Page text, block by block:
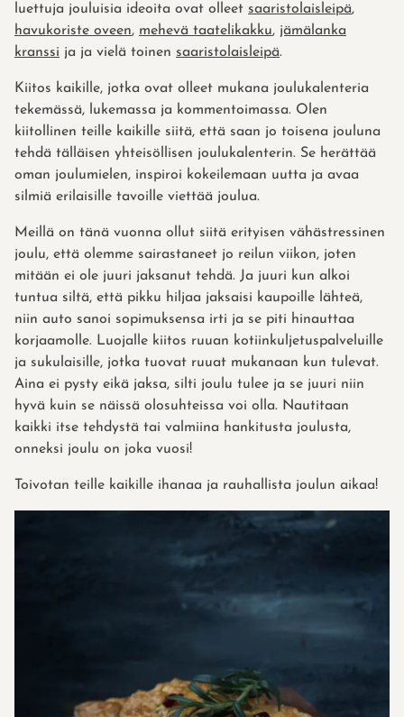
luettuja jouluisia ideoita ovat olleet saaristolaisleipä,
havukoriste oveen, mehevä taatelikakku, jämälanka
kranssi ja ja vielä toinen saaristolaisleipä.
Kiitos kaikille, jotka ovat olleet mukana joulukalenteria
tekemässä, lukemassa ja kommentoimassa. Olen
kiitollinen teille kaikille siitä, että saan jo toisena jouluna
tehdä tälläisen yhteisöllisen joulukalenterin. Se herättää
oman joulumielen, inspiroi kokeilemaan uutta ja avaa
silmiä erilaisille tavoille viettää joulua.
Meillä on tänä vuonna ollut siitä erityisen vähästressinen
joulu, että olemme sairastaneet jo reilun viikon, joten
mitään ei ole juuri jaksanut tehdä. Ja juuri kun alkoi
tuntua siltä, että pikku hiljaa jaksaisi kaupoille lähteä,
niin auto sanoi sopimuksensa irti ja se piti hinauttaa
korjaamolle. Luojalle kiitos ruuan kotiinkuljetuspalveluille
ja sukulaisille, jotka tuovat ruuat mukanaan kun tulevat.
Aina ei pysty eikä jaksa, silti joulu tulee ja se juuri niin
hyvä kuin se näissä olosuhteissa voi olla. Nautitaan
kaikki itse tehdystä tai valmiina hankitusta joulusta,
onneksi joulu on joka vuosi!
Toivotan teille kaikille ihanaa ja rauhallista joulun aikaa!